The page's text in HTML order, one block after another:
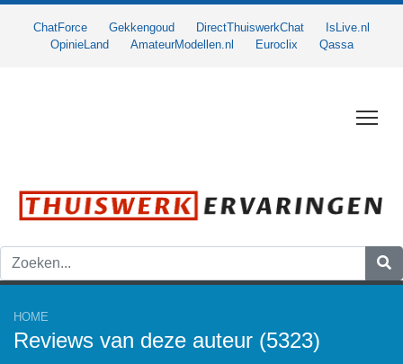
ChatForce Gekkengoud DirectThuiswerkChat
IsLive.nl
OpinieLand
AmateurModellen.nl Euroclix Qassa
HOME
Reviews van deze auteur (5323)